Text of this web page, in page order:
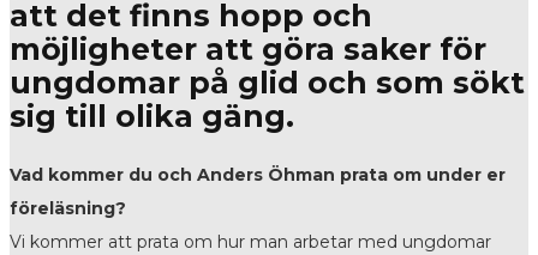
att det finns hopp och
möjligheter att göra saker för
ungdomar på glid och som sökt
sig till olika gäng.
Vad kommer du och Anders Öhman prata om under er
föreläsning?
Vi kommer att prata om hur man arbetar med ungdomar